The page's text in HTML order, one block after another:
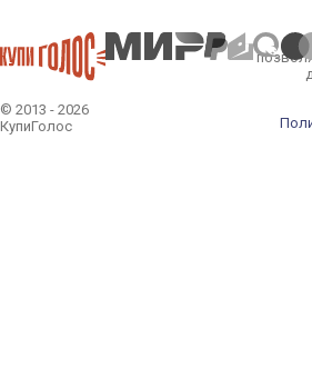
© 2013 - 2026
КупиГолос